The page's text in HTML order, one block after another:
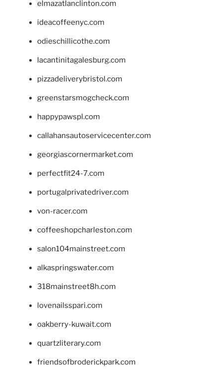
elmazatlanclinton.com
ideacoffeenyc.com
odieschillicothe.com
lacantinitagalesburg.com
pizzadeliverybristol.com
greenstarsmogcheck.com
happypawspl.com
callahansautoservicecenter.com
georgiascornermarket.com
perfectfit24-7.com
portugalprivatedriver.com
von-racer.com
coffeeshopcharleston.com
salon104mainstreet.com
alkaspringswater.com
318mainstreet8h.com
lovenailsspari.com
oakberry-kuwait.com
quartzliterary.com
friendsofbroderickpark.com